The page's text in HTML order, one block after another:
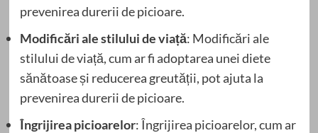
prevenirea durerii de picioare.
Modificări ale stilului de viață: Modificări ale
stilului de viață, cum ar fi adoptarea unei diete
sănătoase și reducerea greutății, pot ajuta la
prevenirea durerii de picioare.
Îngrijirea picioarelor: Îngrijirea picioarelor, cum ar